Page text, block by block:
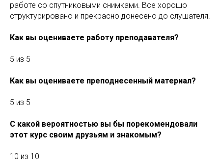
работе со спутниковыми снимками. Все хорошо
структурировано и прекрасно донесено до слушателя.
Как вы оцениваете работу преподавателя?
5 из 5
Как вы оцениваете преподнесенный материал?
5 из 5
С какой вероятностью вы бы порекомендовали
этот курс своим друзьям и знакомым?
10 из 10